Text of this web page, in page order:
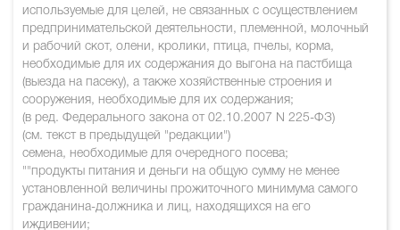
используемые для целей, не связанных с осуществлением
предпринимательской деятельности, племенной, молочный
и рабочий скот, олени, кролики, птица, пчелы, корма,
необходимые для их содержания до выгона на пастбища
(выезда на пасеку), а также хозяйственные строения и
сооружения, необходимые для их содержания;
(в ред. Федерального закона от 02.10.2007 N 225-ФЗ)
(см. текст в предыдущей "редакции")
семена, необходимые для очередного посева;
""продукты питания и деньги на общую сумму не менее
установленной величины прожиточного минимума самого
гражданина-должника и лиц, находящихся на его
иждивении;